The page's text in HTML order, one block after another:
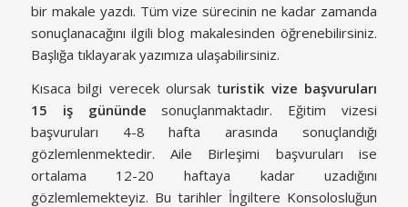
bir makale yazdı. Tüm vize sürecinin ne kadar zamanda
sonuçlanacağını ilgili blog makalesinden öğrenebilirsiniz.
Başlığa tıklayarak yazımıza ulaşabilirsiniz.
Kısaca bilgi verecek olursak turistik vize başvuruları
15 iş gününde sonuçlanmaktadır. Eğitim vizesi
başvuruları 4-8 hafta arasında sonuçlandığı
gözlemlenmektedir. Aile Birleşimi başvuruları ise
ortalama 12-20 haftaya kadar uzadığını
gözlemlemekteyiz. Bu tarihler İngiltere Konsolosluğun